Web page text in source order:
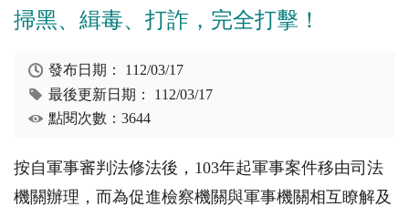
掃黑、緝毒、打詐，完全打擊！
發布日期： 112/03/17
最後更新日期： 112/03/17
點閱次數：3644
按自軍事審判法修法後， 103年起軍事案件移由司法
機關辦理，而為促進檢察機關與軍事機關相互瞭解及